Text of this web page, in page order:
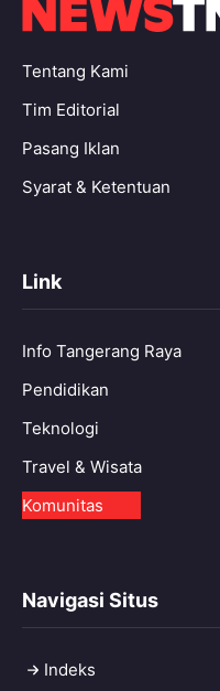
Tentang Kami
Tim Editorial
Pasang Iklan
Syarat & Ketentuan
Link
Info Tangerang Raya
Pendidikan
Teknologi
Travel & Wisata
Komunitas
Navigasi Situs
Indeks